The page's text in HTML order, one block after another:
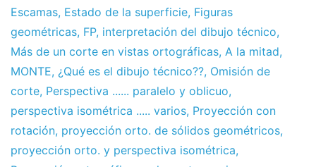
Escamas, Estado de la superficie, Figuras
geométricas, FP, interpretación del dibujo técnico,
Más de un corte en vistas ortográficas, A la mitad,
MONTE, ¿Qué es el dibujo técnico??, Omisión de
corte, Perspectiva ...... paralelo y oblicuo,
perspectiva isométrica ..... varios, Proyección con
rotación, proyección orto. de sólidos geométricos,
proyección orto. y perspectiva isométrica,